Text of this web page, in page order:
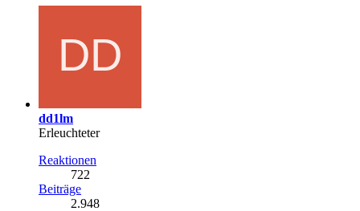
dd1lm
Erleuchteter
Reaktionen
722
Beiträge
2.948